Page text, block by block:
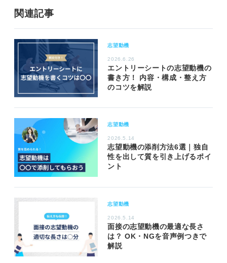
関連記事
志望動機
2026.6.26
エントリーシートの志望動機の
書き方！ 内容・構成・整え方
のコツを解説
志望動機
2026.5.14
志望動機の添削方法6選｜独自
性を出して質を引き上げるポイ
ント
志望動機
2026.5.14
面接の志望動機の最適な長さ
は？ OK・NGを音声例つきで
解説